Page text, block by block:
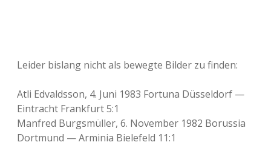
Leider bislang nicht als bewegte Bilder zu finden:
Atli Edvaldsson, 4. Juni 1983 Fortuna Düsseldorf —
Eintracht Frankfurt 5:1
Manfred Burgsmüller, 6. November 1982 Borussia
Dortmund — Arminia Bielefeld 11:1